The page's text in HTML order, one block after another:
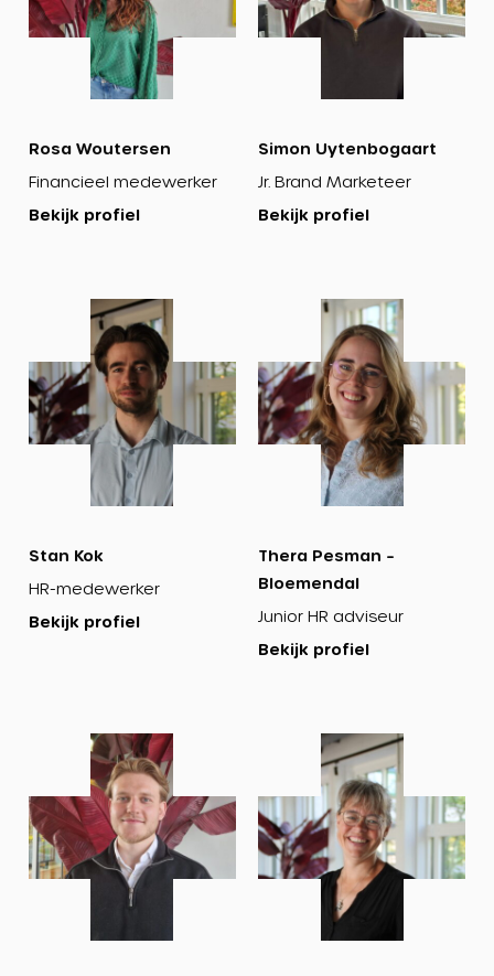
Rosa Woutersen
Financieel medewerker
Bekijk profiel
Simon Uytenbogaart
Jr. Brand Marketeer
Bekijk profiel
Stan Kok
HR-medewerker
Bekijk profiel
Thera Pesman –
Bloemendal
Junior HR adviseur
Bekijk profiel